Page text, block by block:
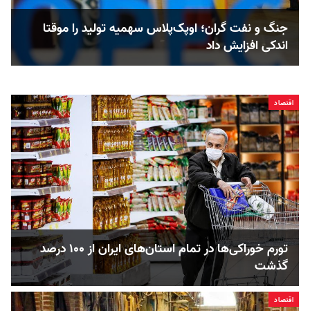
جنگ و نفت گران؛ اوپک‌پلاس سهمیه تولید را موقتا
اندکی افزایش داد
اقتصاد
تورم خوراکی‌ها در تمام استان‌های ایران از ۱۰۰ درصد
گذشت
اقتصاد